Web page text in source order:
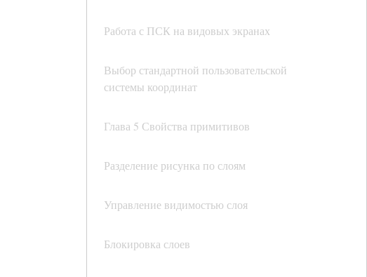
Работа с ПСК на видовых экранах
Выбор стандартной пользовательской
системы координат
Глава 5 Свойства примитивов
Разделение рисунка по слоям
Управление видимостью слоя
Блокировка слоев